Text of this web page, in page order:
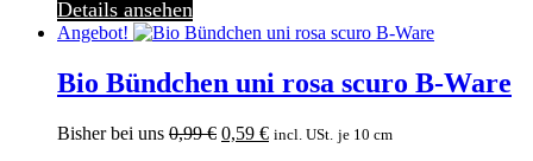
Details ansehen
Angebot!
Bio Bündchen uni rosa scuro B-Ware
Bisher bei uns 0,99€ Ursprünglicher
0,59 €Aktueller
incl. USt. je 10 cm